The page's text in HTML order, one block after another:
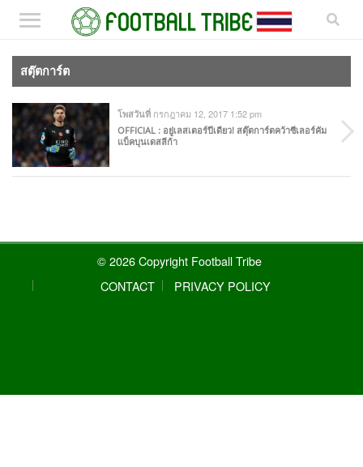
สตุ๊ตการ์ต
โพสวันที่ กรกฎาคม 12, 2017 1:52 pm
OFFICIAL : อยู่เลสเตอร์ปีเดียว! สตุ๊ตการ์ตคว้าซีเลอร์คัม
แบ็คบุนเดสลีก้า
© 2026 Copyright Football Tribe
CONTACT
PRIVACY POLICY